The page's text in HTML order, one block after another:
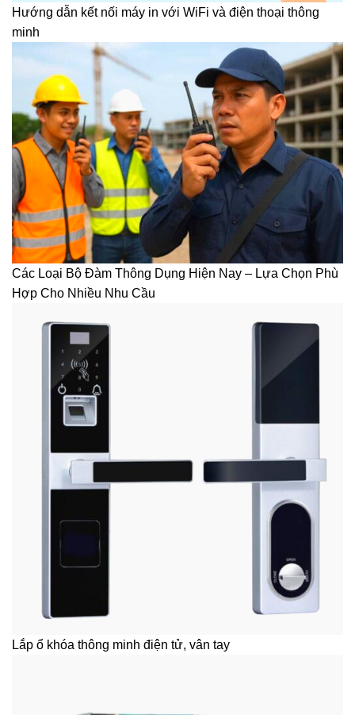
Hướng dẫn kết nối máy in với WiFi và điện thoại thông
minh
Các Loại Bộ Đàm Thông Dụng Hiện Nay – Lựa Chọn Phù
Hợp Cho Nhiều Nhu Cầu
Lắp ổ khóa thông minh điện tử, vân tay